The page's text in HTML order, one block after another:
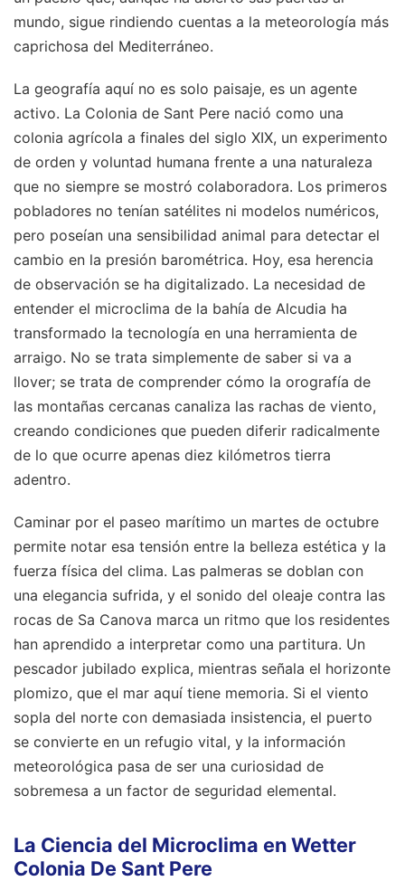
mundo, sigue rindiendo cuentas a la meteorología más
caprichosa del Mediterráneo.
La geografía aquí no es solo paisaje, es un agente
activo. La Colonia de Sant Pere nació como una
colonia agrícola a finales del siglo XIX, un experimento
de orden y voluntad humana frente a una naturaleza
que no siempre se mostró colaboradora. Los primeros
pobladores no tenían satélites ni modelos numéricos,
pero poseían una sensibilidad animal para detectar el
cambio en la presión barométrica. Hoy, esa herencia
de observación se ha digitalizado. La necesidad de
entender el microclima de la bahía de Alcudia ha
transformado la tecnología en una herramienta de
arraigo. No se trata simplemente de saber si va a
llover; se trata de comprender cómo la orografía de
las montañas cercanas canaliza las rachas de viento,
creando condiciones que pueden diferir radicalmente
de lo que ocurre apenas diez kilómetros tierra
adentro.
Caminar por el paseo marítimo un martes de octubre
permite notar esa tensión entre la belleza estética y la
fuerza física del clima. Las palmeras se doblan con
una elegancia sufrida, y el sonido del oleaje contra las
rocas de Sa Canova marca un ritmo que los residentes
han aprendido a interpretar como una partitura. Un
pescador jubilado explica, mientras señala el horizonte
plomizo, que el mar aquí tiene memoria. Si el viento
sopla del norte con demasiada insistencia, el puerto
se convierte en un refugio vital, y la información
meteorológica pasa de ser una curiosidad de
sobremesa a un factor de seguridad elemental.
La Ciencia del Microclima en Wetter
Colonia De Sant Pere